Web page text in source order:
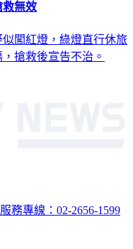
無效
闖紅燈，綠燈直行休旅
搶救後宣告不治。
務專線：02-2656-1599